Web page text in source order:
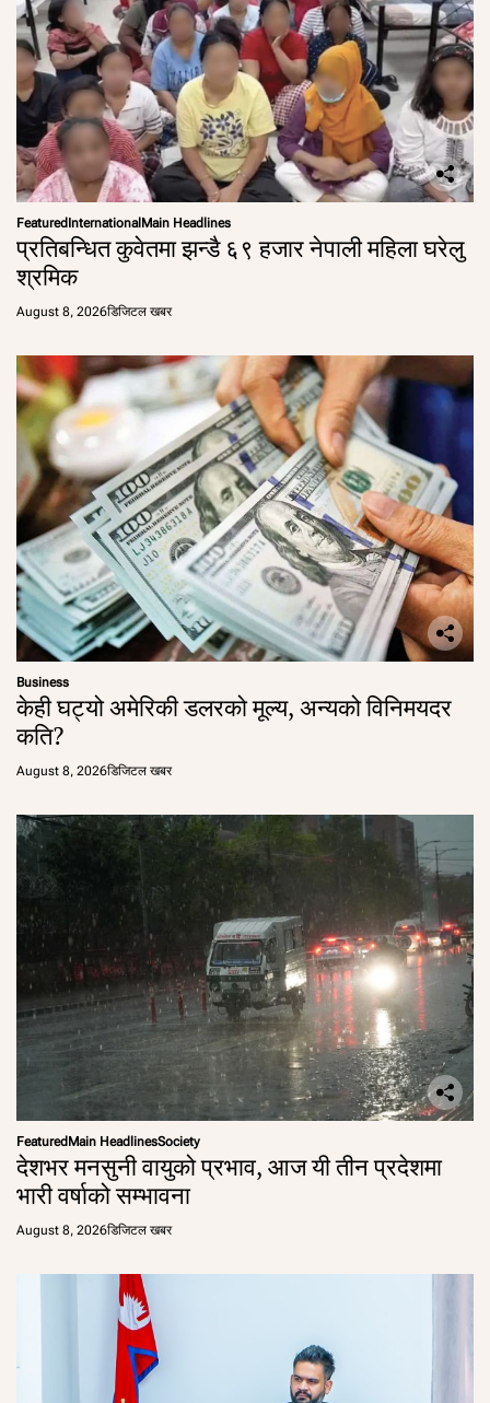
FeaturedInternationalMain Headlines
प्रतिबन्धित कुवेतमा झन्डै ६९ हजार नेपाली महिला घरेलु
श्रमिक
August 8, 2026डिजिटल खबर
Business
केही घट्यो अमेरिकी डलरको मूल्य, अन्यको विनिमयदर
कति?
August 8, 2026डिजिटल खबर
FeaturedMain HeadlinesSociety
देशभर मनसुनी वायुको प्रभाव, आज यी तीन प्रदेशमा
भारी वर्षाको सम्भावना
August 8, 2026डिजिटल खबर